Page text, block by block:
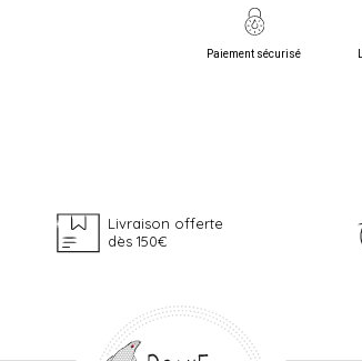
Paiement sécurisé
Livraison offerte
dès 150€